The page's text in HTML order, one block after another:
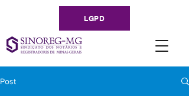
LGPD
Post